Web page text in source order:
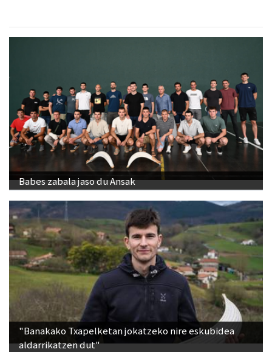
Babes zabala jaso du Ansak
"Banakako Txapelketan jokatzeko nire eskubidea
aldarrikatzen dut"